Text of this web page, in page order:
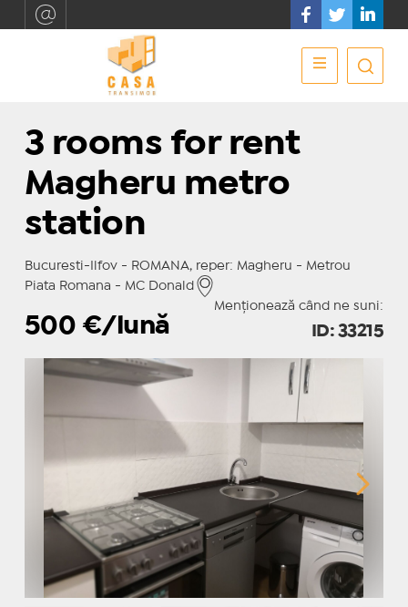
3 rooms for rent
Magheru metro
station
Bucuresti-Ilfov - ROMANA, reper: Magheru - Metrou
Piata Romana - MC Donald
Menționează când ne suni:
500 €/lună ID: 33215